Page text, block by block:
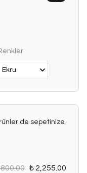
de sepetinize
₺ 2,255.00